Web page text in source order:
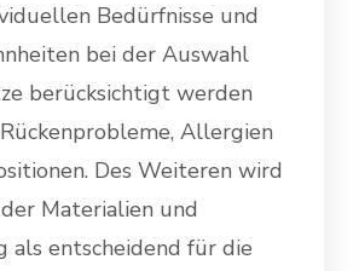
Bedürfnisse und
bei der Auswahl
berücksichtigt werden
Rückenprobleme, Allergien
Des Weiteren wird
Materialien und
als entscheidend für die